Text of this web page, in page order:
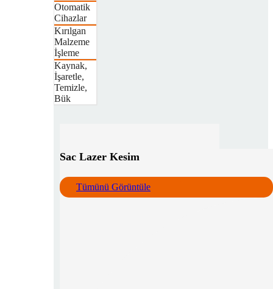
Otomatik
Cihazlar
Kırılgan
Malzeme
İşleme
Kaynak,
İşaretle,
Temizle,
Bük
Sac Lazer Kesim
Tümünü Görüntüle